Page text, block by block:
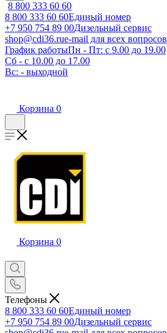
8 800 333 60 60
8 800 333 60 60Единый номер
+7 950 754 89 00Дизельный сервис
shop@cdi36.rue-mail для всех вопросов
График работыПн - Пт: с 9.00 до 19.00
Сб - с 10.00 до 17.00
Вс: - выходной
Корзина 0
Корзина 0
Телефоны
8 800 333 60 60Единый номер
+7 950 754 89 00Дизельный сервис